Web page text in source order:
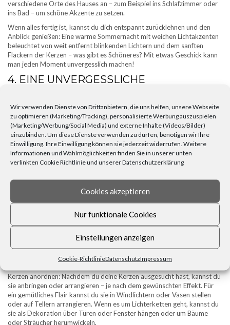
Wir verwenden Dienste von Drittanbietern, die uns helfen, unsere Webseite
zu optimieren (Marketing/Tracking), personalisierte Werbung auszuspielen
(Marketing/Werbung/Social Media) und externe Inhalte (Videos/Bilder)
einzubinden. Um diese Dienste verwenden zu dürfen, benötigen wir Ihre
Einwilligung. Ihre Einwilligung können sie jederzeit widerrufen. Weitere
Informationen und Wahlmöglichkeiten finden Sie in unserer unten
verlinkten Cookie Richtlinie und unserer Datenschutzerklärung
Cookies akzeptieren
Nur funktionale Cookies
Einstellungen anzeigen
Cookie-RichtlinieDatenschutzImpressum
verschiedene Orte des Hauses an – zum Beispiel ins Schlafzimmer oder
ins Bad – um schöne Akzente zu setzen.
Wenn alles fertig ist, kannst du dich entspannt zurücklehnen und den
Anblick genießen: Eine warme Sommernacht mit weichen Lichtakzenten
beleuchtet von weit entfernt blinkenden Lichtern und dem sanften
Flackern der Kerzen – was gibt es Schöneres? Mit etwas Geschick kann
man jeden Moment unvergesslich machen!
4. EINE UNVERGESSLICHE
TIPPS UND TRICKS!
Der Sommer ist eine magische Zeit, um die warme Witterung und den
Lichterglanz zu genießen. Mit Kerzen und Lichterketten kannst du deine
Umgebung noch schöner machen. Mit diesen Tipps und Tricks wird dein
Sommer noch unvergesslicher!
überlegen, wo du deine Kerzen und Lichterketten aufhängen möchtest.
Einige Plätze sind perfekt als Hintergrund für ein Picknick oder
Grillabend, andere bieten einen schönen Rahmen für ein romantisches
Lichtquellen auswählen: Sobald du dir über die Position deiner
Lichtquellen im Klaren bist, kannst du dich für das richtige Produkt
entscheiden. Es gibt verschiedene Arten von Kerzen und Lichterketten,
modern – es gibt für jeden Geschmack etwas.
Kerzen anordnen: Nachdem du deine Kerzen ausgesucht hast, kannst du
sie anbringen oder arrangieren – je nach dem gewünschten Effekt. Für
ein gemütliches Flair kannst du sie in Windlichtern oder Vasen stellen
oder auf Tellern arrangieren. Wenn es um Lichterketten geht, kannst du
sie als Dekoration über Türen oder Fenster hängen oder um Bäume
oder Sträucher herumwickeln.